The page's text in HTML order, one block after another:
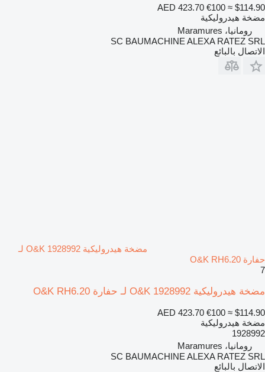
AED 423.70 €100 ≈ $114.90
مضخة هيدروليكية
رومانيا، Maramures
SC BAUMACHINE ALEXA RATEZ SRL
الاتصال بالبائع
مضخة هيدروليكية O&K 1928992 لـ
حفارة O&K RH6.20
7
مضخة هيدروليكية O&K 1928992 لـ حفارة O&K RH6.20
AED 423.70 €100 ≈ $114.90
مضخة هيدروليكية
1928992
رومانيا، Maramures
SC BAUMACHINE ALEXA RATEZ SRL
الاتصال بالبائع